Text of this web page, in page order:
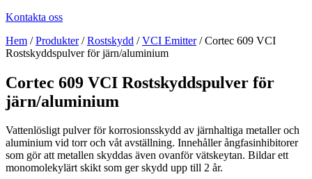
Kontakta oss
Hem /Produkter/Rostskydd /VCI Emitter/Cortec 609 VCI
Rostskyddspulver för järn/aluminium
Cortec 609 VCI Rostskyddspulver för
järn/aluminium
Vattenlösligt pulver för korrosionsskydd av järnhaltiga metaller och
aluminium vid torr och våt avställning. Innehåller ångfasinhibitorer
som gör att metallen skyddas även ovanför vätskeytan. Bildar ett
monomolekylärt skikt som ger skydd upp till 2 år.